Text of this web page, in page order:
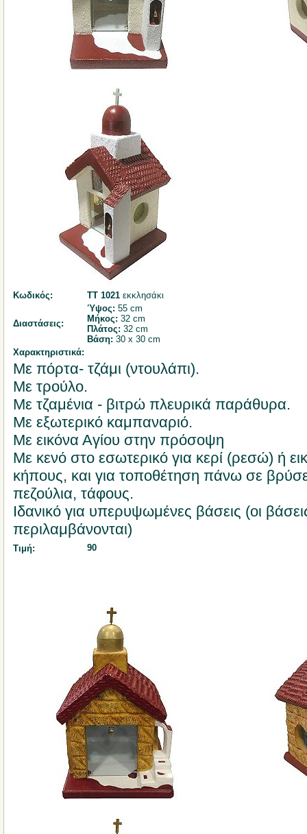
Κωδικός: ΤΤ 1021 εκκλησάκι
Διαστάσεις:
Ύψος: 55 cm
Μήκος: 32 cm
Πλάτος: 32 cm
Βάση: 30 x 30 cm
Χαρακτηριστικά:
Με πόρτα- τζάμι (ντουλάπι).
Με τρούλο.
Με τζαμένια - βιτρώ πλευρικά παράθυρα.
Με εξωτερικό καμπαναριό.
Με εικόνα Αγίου στην πρόσοψη
Με κενό στο εσωτερικό για κερί (ρεσώ) ή
κήπους, και για τοποθέτηση πάνω σε
πεζούλια, τάφους.
Ιδανικό για υπερυψωμένες βάσεις (οι
περιλαμβάνονται)
Τιμή: 90